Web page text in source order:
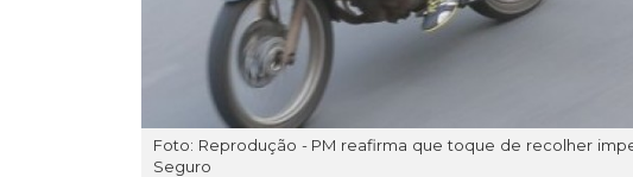
Foto: Reprodução - PM reafirma que toque de recolher
Seguro